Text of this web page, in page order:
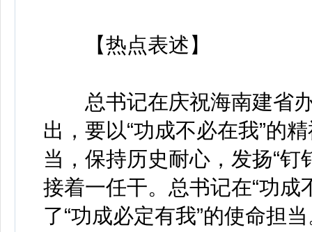
【热点表述】
总书记在庆祝海南建省办
出，要以“功成不必在我”的
当，保持历史耐心，发扬“
接着一任干。总书记在“功成
了“功成必定有我”的使命担